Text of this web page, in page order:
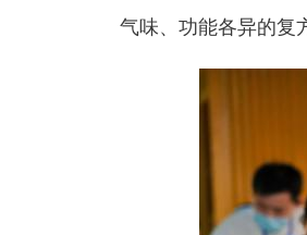
气味、功能各异的复